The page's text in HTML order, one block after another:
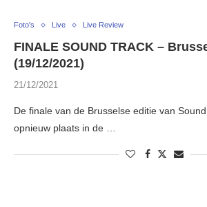
Foto's Live Live Review
FINALE SOUND TRACK –
(19/12/2021)
21/12/2021
De finale van de Brusselse editie van
opnieuw plaats in de …